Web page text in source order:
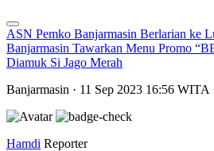
ASN Pemko Banjarmasin Berlarian ke
Banjarmasin Tawarkan Menu Promo
Diamuk Si Jago Merah
Banjarmasin · 11 Sep 2023 16:56 WITA
Hamdi Reporter